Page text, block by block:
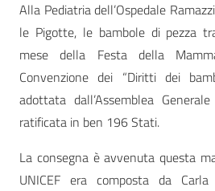
Alla Pediatria dell’Ospedale
le Pigotte, le bambole di pezza
mese della Festa della
Convenzione dei “Diritti dei
adottata dall’Assemblea
ratificata in ben 196 Stati.
La consegna è avvenuta questa
UNICEF era composta da